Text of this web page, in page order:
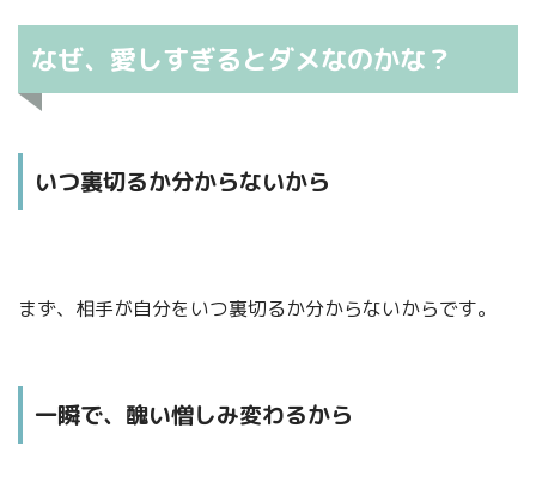
なぜ、愛しすぎるとダメなのかな？
いつ裏切るか分からないから
まず、相手が自分をいつ裏切るか分からないからです。
一瞬で、醜い憎しみ変わるから